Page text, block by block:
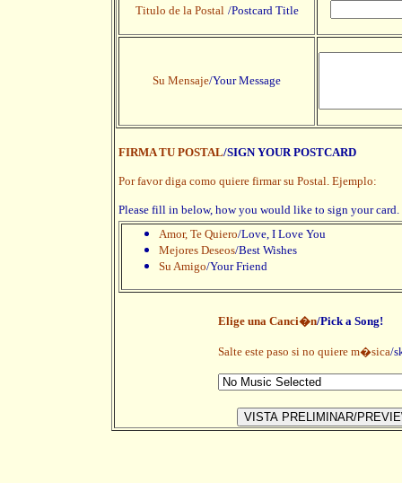
Titulo de la Postal /Postcard Title
Su Mensaje/Your Message
FIRMA TU POSTAL/SIGN YOUR POSTCARD
Por favor diga como quiere firmar su Postal. Ejemplo:
Please fill in below, how you would like to sign your card.
Amor, Te Quiero/Love, I Love You
Mejores Deseos/Best Wishes
Su Amigo/Your Friend
Elige una Canci�n/Pick a Song!
Salte este paso si no quiere m�sica/